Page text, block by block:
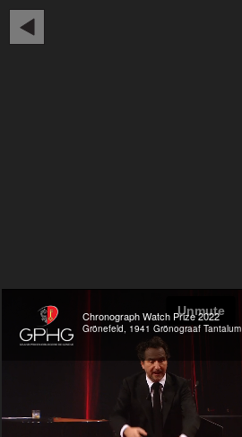
Chronograph Watch Prize 2022
Grönefeld, 1941 Grönograaf Tantalum